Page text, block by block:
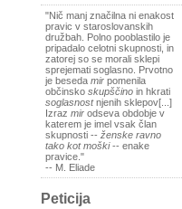
"Nič manj značilna ni enakost
pravic v staroslovanskih
družbah. Polno pooblastilo je
pripadalo celotni skupnosti, in
zatorej so se morali sklepi
sprejemati soglasno. Prvotno
je beseda mir pomenila
občinsko skupščino in hkrati
soglasnostnjenih sklepov[...]
Izraz mir odseva obdobje v
katerem je imel vsak član
skupnosti -- ženske ravno
tako kot moški-- enake
pravice."
-- M. Eliade
Peticija